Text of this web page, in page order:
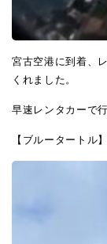
宮古空港に到着、
くれました。
早速レンタカーで
【ブルータートル】